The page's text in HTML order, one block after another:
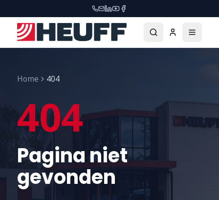
Home 404
404
Pagina niet
gevonden